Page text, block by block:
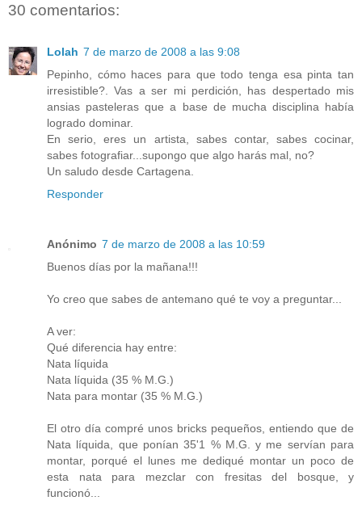
30 comentarios:
Lolah 7 de marzo de 2008 a las 9:08
Pepinho, cómo haces para que todo tenga esa pinta tan
irresistible?. Vas a ser mi perdición, has despertado mis
ansias pasteleras que a base de mucha disciplina había
logrado dominar.
En serio, eres un artista, sabes contar, sabes cocinar,
sabes fotografiar...supongo que algo harás mal, no?
Un saludo desde Cartagena.
Responder
Anónimo 7 de marzo de 2008 a las 10:59
Buenos días por la mañana!!!
Yo creo que sabes de antemano qué te voy a preguntar...
A ver:
Qué diferencia hay entre:
Nata líquida
Nata líquida (35 % M.G.)
Nata para montar (35 % M.G.)
El otro día compré unos bricks pequeños, entiendo que de
Nata líquida, que ponían 35'1 % M.G. y me servían para
montar, porqué el lunes me dediqué montar un poco de
esta nata para mezclar con fresitas del bosque, y
funcionó...